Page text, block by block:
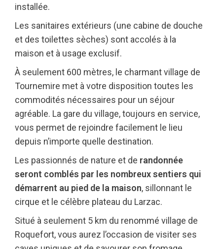
installée.
Les sanitaires extérieurs (une cabine de douche
et des toilettes sèches) sont accolés à la
maison et à usage exclusif.
À seulement 600 mètres, le charmant village de
Tournemire met à votre disposition toutes les
commodités nécessaires pour un séjour
agréable. La gare du village, toujours en service,
vous permet de rejoindre facilement le lieu
depuis n’importe quelle destination.
Les passionnés de nature et de randonnée
seront comblés par les nombreux sentiers qui
démarrent au pied de la maison, sillonnant le
cirque et le célèbre plateau du Larzac.
Situé à seulement 5 km du renommé village de
Roquefort, vous aurez l’occasion de visiter ses